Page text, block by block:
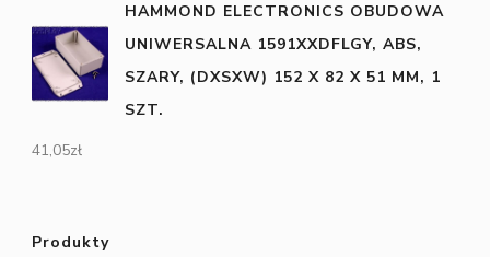
HAMMOND ELECTRONICS OBUDOWA
UNIWERSALNA 1591XXDFLGY, ABS,
SZARY, (DXSXW) 152 X 82 X 51 MM, 1
SZT.
41,05zł
Produkty